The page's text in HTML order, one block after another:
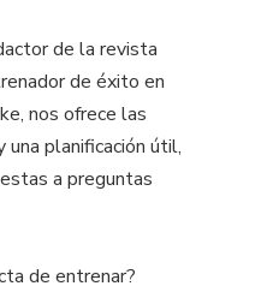
de la revista
de éxito en
nos ofrece las
una planificación útil,
a preguntas
de entrenar?